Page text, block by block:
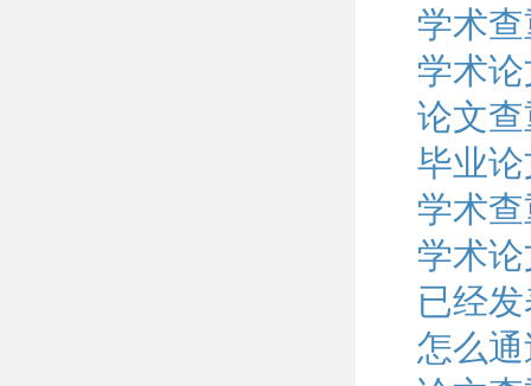
学术
学术
论文
毕业
学术
学术
已经
怎么